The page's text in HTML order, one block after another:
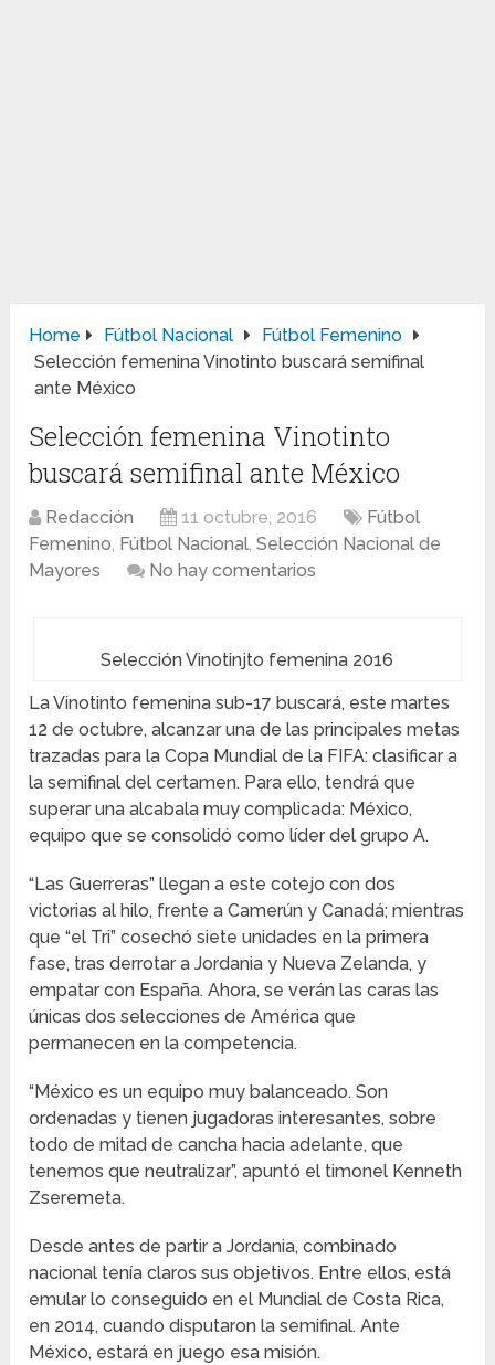
Home Fútbol Nacional
Fútbol Femenino
Selección femenina Vinotinto buscará semifinal
ante México
Selección femenina Vinotinto
buscará semifinal ante México
Redacción 11 octubre, 2016
Fútbol
Femenino, Fútbol Nacional,Selección Nacional de
Mayores
No hay comentarios
Selección Vinotinjto femenina 2016
La Vinotinto femenina sub-17 buscará, este martes
12 de octubre, alcanzar una de las principales metas
trazadas para la Copa Mundial de la FIFA: clasificar a
la semifinal del certamen. Para ello, tendrá que
superar una alcabala muy complicada: México,
equipo que se consolidó como líder del grupo A.
“Las Guerreras” llegan a este cotejo con dos
victorias al hilo, frente a Camerún y Canadá; mientras
que “el Tri” cosechó siete unidades en la primera
fase, tras derrotar a Jordania y Nueva Zelanda, y
empatar con España. Ahora, se verán las caras las
únicas dos selecciones de América que
permanecen en la competencia.
“México es un equipo muy balanceado. Son
ordenadas y tienen jugadoras interesantes, sobre
todo de mitad de cancha hacia adelante, que
tenemos que neutralizar”, apuntó el timonel Kenneth
Zseremeta.
Desde antes de partir a Jordania, combinado
nacional tenía claros sus objetivos. Entre ellos, está
emular lo conseguido en el Mundial de Costa Rica,
en 2014, cuando disputaron la semifinal. Ante
México, estará en juego esa misión.